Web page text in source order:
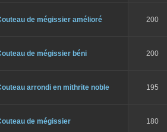
de mégissier amélioré 200
de mégissier béni 200
arrondi en mithrite noble 195
de mégissier 180